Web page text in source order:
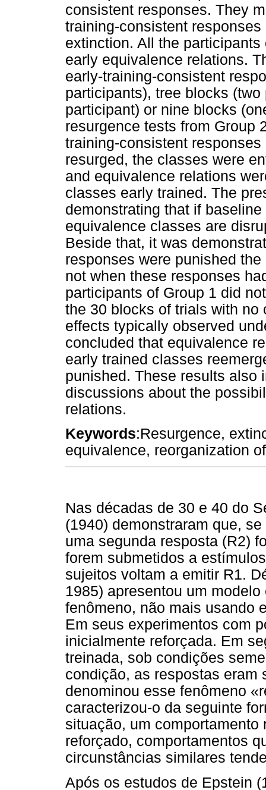
consistent responses. They
training-consistent
extinction. All the
early equivalence relations.
early-training-consistent
participants), tree blocks
participant) or nine blocks
resurgence tests from Group
training-consistent
resurged, the classes were
and equivalence relations
classes early trained. The
demonstrating that if
equivalence classes are
Beside that, it was
responses were punished
not when these responses
participants of Group 1 did
the 30 blocks of trials with
effects typically observed
concluded that equivalence
early trained classes
punished. These results also
discussions about the
relations.
Keywords:Resurgence,
equivalence, reorganization
Nas décadas de 30 e 40 do
(1940) demonstraram que,
uma segunda resposta (R2)
forem submetidos a
sujeitos voltam a emitir R1.
1985) apresentou um
fenômeno, não mais usando
Em seus experimentos com
inicialmente reforçada. Em
treinada, sob condições
condição, as respostas eram
denominou esse fenômeno
caracterizou-o da seguinte
situação, um
reforçado, comportamentos
circunstâncias similares
Após os estudos de Epstein